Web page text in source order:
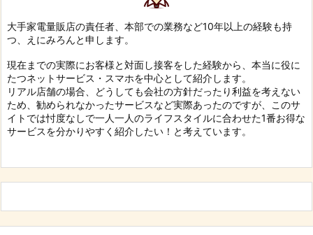
大手家電量販店の責任者、本部での業務など10年以上の経験も持
つ、えにみろんと申します。
現在までの実際にお客様と対面し接客をした経験から、本当に役に
たつネットサービス・スマホを中心として紹介します。
リアル店舗の場合、どうしても会社の方針だったり利益を考えない
ため、勧められなかったサービスなど実際あったのですが、このサ
イトでは忖度なしで一人一人のライフスタイルに合わせた1番お得な
サービスを分かりやすく紹介したい！と考えています。